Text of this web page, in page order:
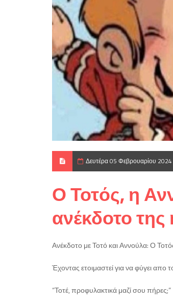
Δευτέρα 05 Φεβρουαρίου
Ο Τοτός, η
ανέκδοτο
Ανέκδοτο με Τοτό και Αννούλα: Ο
Έχοντας ετοιμαστεί για να φύγει απο
“Τοτέ, προφυλακτικά μαζί σου πήρες;”